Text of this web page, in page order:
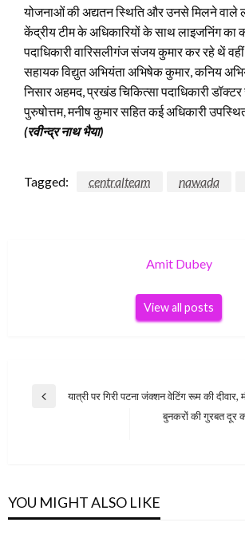
योजनाओं की अद्यतन स्थिति और उनसे मिलने वाले
केंद्रीय टीम के अधिका​रियों के साथ लाइजनिंग का
पदाधिकारी वारिसलीगंज संजय कुमार कर रहे थें
सहायक विद्युत अभियंता अभिषेक कुमार, कनिय
निसार अहमद, प्रखंड चिकित्सा पदाधिकारी डॉक्टर
पुरुषोत्तम, मनीष कुमार सहित कई अधिकारी
(रवीन्द्र नाथ भैया)
Tagged: centralteam nawada
Amit Dubey
View all posts
Post
Previous
यात्री पर गिरी पटना जंक्शन वेटिंग रूम की दीवार,
बुनकरों की गुरबत दूर
YOU MIGHT ALSO LIKE